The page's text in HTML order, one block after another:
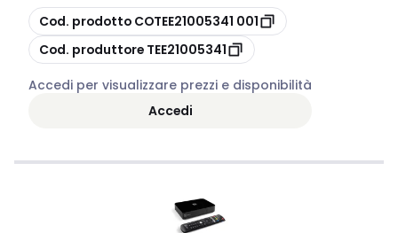
copia
Cod. prodotto
COTEE21005341 001
copia
Cod. produttore TEE21005341
Accedi per visualizzare prezzi e disponibilità
Accedi